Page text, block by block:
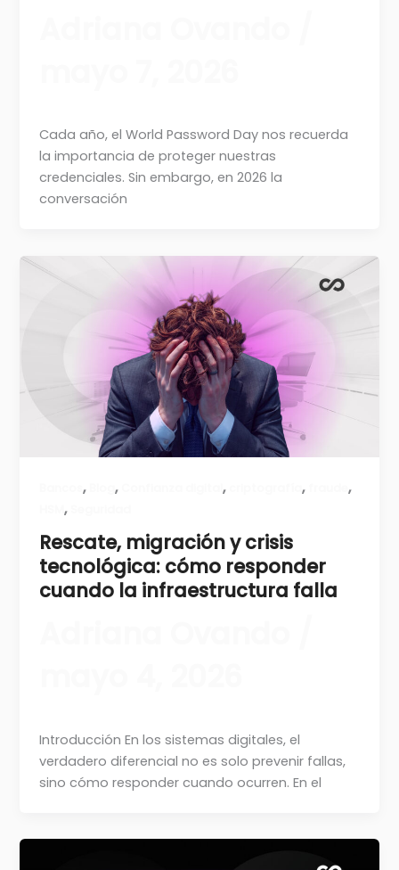
Cada año, el World Password Day nos recuerda
la importancia de proteger nuestras
credenciales. Sin embargo, en 2026 la
conversación
Bancos, Blog, Confianza digital, criptografía, fraude,
HSM,
Rescate, migración y crisis
tecnológica: cómo responder
cuando la infraestructura falla
Introducción En los sistemas digitales, el
verdadero diferencial no es solo prevenir fallas,
sino cómo responder cuando ocurren. En el